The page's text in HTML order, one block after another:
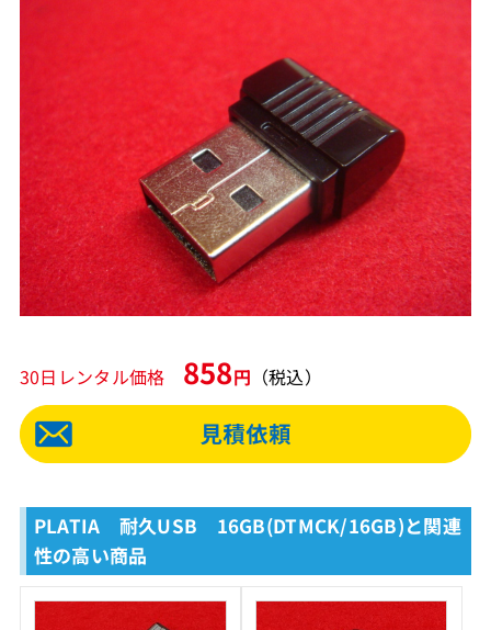
30日レンタル価格 858円 （税込）
PLATIA 耐久USB 16GB(DTMCK/16GB)と関連
性の高い商品